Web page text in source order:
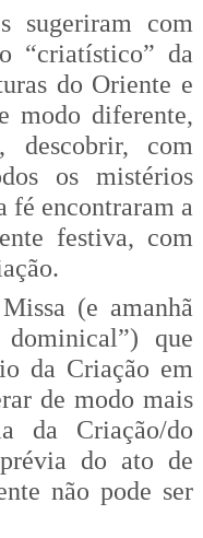
sugeriram com
“criatístico” da
do Oriente e
modo diferente,
descobrir, com
os mistérios
fé encontraram a
festiva, com
(e amanhã
que
da Criação em
de modo mais
da Criação/do
do ato de
não pode ser